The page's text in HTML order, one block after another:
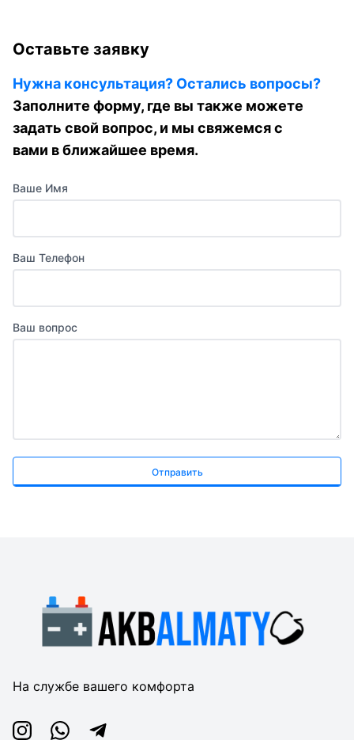
Оставьте заявку
Нужна консультация? Остались вопросы?
Заполните форму, где вы также можете
задать свой вопрос, и мы свяжемся с
вами в ближайшее время.
Ваше Имя
Ваш Телефон
Ваш вопрос
Отправить
На службе вашего комфорта
InstagramWhatsappTelegram